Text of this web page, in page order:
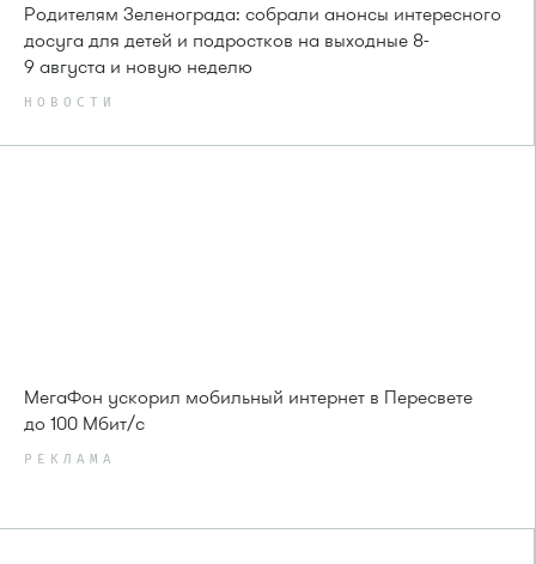
Родителям Зеленограда: собрали анонсы интересного
досуга для детей и подростков на выходные 8-
9 августа и новую неделю
НОВОСТИ
МегаФон ускорил мобильный интернет в Пересвете
до 100 Мбит/с
РЕКЛАМА